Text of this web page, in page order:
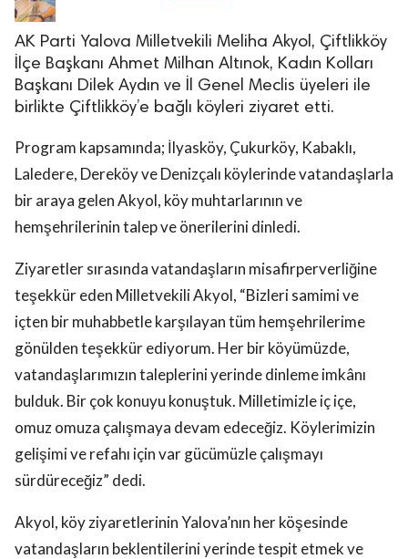
Asayiş
Saklıdır.
AK Parti Yalova Milletvekili Meliha Akyol, Çiftlikköy
İlçe Başkanı Ahmet Milhan Altınok, Kadın Kolları
Başkanı Dilek Aydın ve İl Genel Meclis üyeleri ile
birlikte Çiftlikköy’e bağlı köyleri ziyaret etti.
Program kapsamında; İlyasköy, Çukurköy, Kabaklı,
Laledere, Dereköy ve Denizçalı köylerinde vatandaşlarla
bir araya gelen Akyol, köy muhtarlarının ve
hemşehrilerinin talep ve önerilerini dinledi.
Ziyaretler sırasında vatandaşların misafirperverliğine
teşekkür eden Milletvekili Akyol, “Bizleri samimi ve
içten bir muhabbetle karşılayan tüm hemşehrilerime
gönülden teşekkür ediyorum. Her bir köyümüzde,
vatandaşlarımızın taleplerini yerinde dinleme imkânı
bulduk. Bir çok konuyu konuştuk. Milletimizle iç içe,
omuz omuza çalışmaya devam edeceğiz. Köylerimizin
gelişimi ve refahı için var gücümüzle çalışmayı
sürdüreceğiz” dedi.
Akyol, köy ziyaretlerinin Yalova’nın her köşesinde
vatandaşların beklentilerini yerinde tespit etmek ve